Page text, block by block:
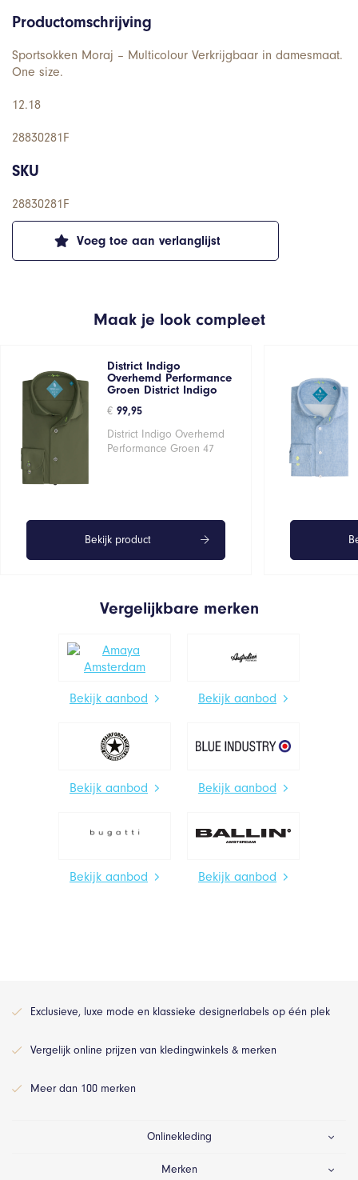
Voeg toe aan verlanglijst
Productomschrijving
Sportsokken Moraj – Multicolour Verkrijgbaar in damesmaat.
One size.
12.18
28830281F
SKU
28830281F
Maak je look compleet
District Indigo
Overhemd Performance
Groen District Indigo
€ 99,95
District Indigo Overhemd
Performance Groen 47
Bekijk product
Vergelijkbare merken
Bekijk aanbod Bekijk aanbod
Bekijk aanbod Bekijk aanbod
Bekijk aanbod Bekijk aanbod
Exclusieve, luxe mode en klassieke designerlabels op één plek
Vergelijk online prijzen van kledingwinkels & merken
Meer dan 100 merken
Onlinekleding
Merken